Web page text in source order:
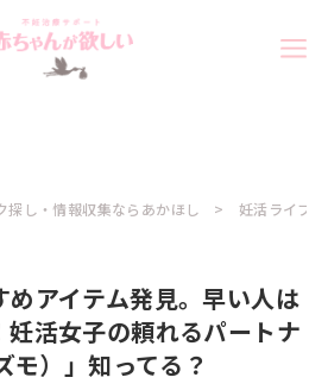
探し・情報収集ならあかほし 妊活ライフ
めアイテム発見。早い人は
妊活女子の頼れるパートナ
）」知ってる？